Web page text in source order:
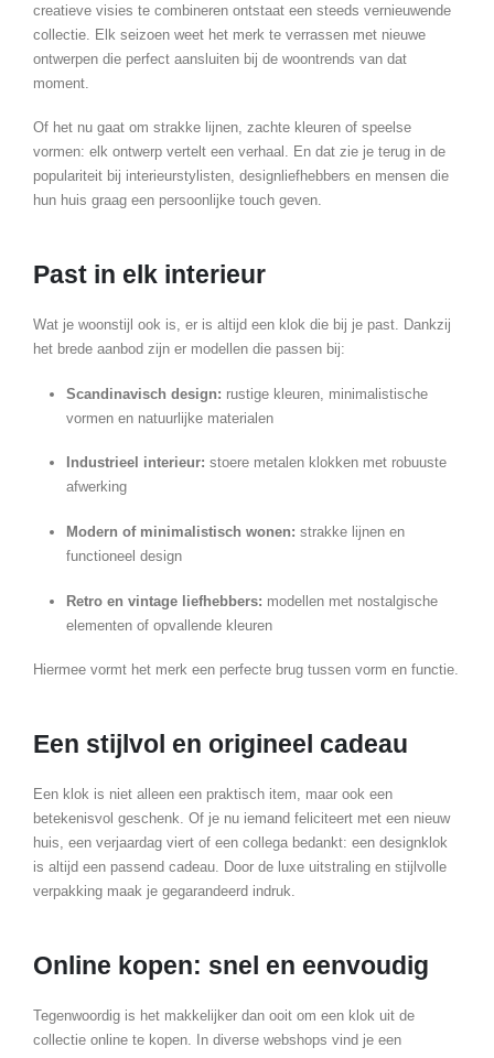
creatieve visies te combineren ontstaat een steeds vernieuwende
collectie. Elk seizoen weet het merk te verrassen met nieuwe
ontwerpen die perfect aansluiten bij de woontrends van dat
moment.
Of het nu gaat om strakke lijnen, zachte kleuren of speelse
vormen: elk ontwerp vertelt een verhaal. En dat zie je terug in de
populariteit bij interieurstylisten, designliefhebbers en mensen die
hun huis graag een persoonlijke touch geven.
Past in elk interieur
Wat je woonstijl ook is, er is altijd een klok die bij je past. Dankzij
het brede aanbod zijn er modellen die passen bij:
Scandinavisch design: rustige kleuren, minimalistische
vormen en natuurlijke materialen
Industrieel interieur: stoere metalen klokken met robuuste
afwerking
Modern of minimalistisch wonen: strakke lijnen en
functioneel design
Retro en vintage liefhebbers: modellen met nostalgische
elementen of opvallende kleuren
Hiermee vormt het merk een perfecte brug tussen vorm en functie.
Een stijlvol en origineel cadeau
Een klok is niet alleen een praktisch item, maar ook een
betekenisvol geschenk. Of je nu iemand feliciteert met een nieuw
huis, een verjaardag viert of een collega bedankt: een designklok
is altijd een passend cadeau. Door de luxe uitstraling en stijlvolle
verpakking maak je gegarandeerd indruk.
Online kopen: snel en eenvoudig
Tegenwoordig is het makkelijker dan ooit om een klok uit de
collectie online te kopen. In diverse webshops vind je een